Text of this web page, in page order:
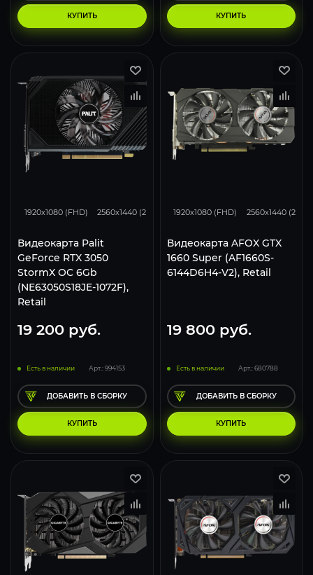
КУПИТЬ КУПИТЬ
1920x1080 (FHD) 2560x1440 (2K) 3840x2160 (4K)
Видеокарта Palit
GeForce RTX 3050
StormX OC 6Gb
(NE63050S18JE-1072F),
Retail
19 200 руб.
Есть в наличии Арт.: 994153
ДОБАВИТЬ В СБОРКУ
КУПИТЬ
1920x1080 (FHD) 2560x1440 (2K)
Видеокарта AFOX GTX
1660 Super (AF1660S-
6144D6H4-V2), Retail
19 800руб.
Есть в наличии Арт.: 680788
ДОБАВИТЬ В СБОРКУ
КУПИТЬ